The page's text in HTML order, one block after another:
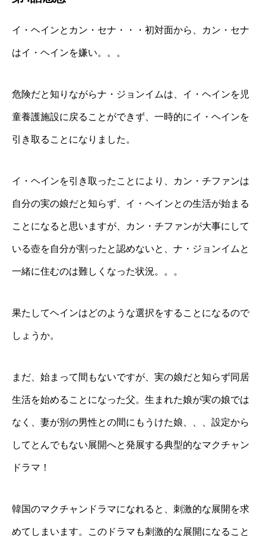
イ・ヘインとカン・セナ・・・初対面から、カン・セナ
はイ・ヘインを嫌い。。。
危険だと知りながらナ・ジョンイムは、イ・ヘインを児
童養護施設に戻ることができず、一時的にイ・ヘインを
引き取ることになりました。
イ・ヘインを引き取ったことにより、カン・チファンは
自分の実の娘だと知らず、イ・ヘインとの生活が始まる
ことになると思いますが、カン・チファンが大事にして
いる壺を自分が割ったと認めないと、ナ・ジョンイムと
一緒に住むのは難しくなった状況。。。
果たしてヘインはどのような選択をすることになるので
しょうか。
まだ、始まって間もないですが、実の娘だと知らず同居
生活を始めることになった父。生まれた娘が実の娘では
なく、妻が別の男性との間にもうけた娘、、、設定から
してとんでもない展開へと発展する典型的なマクチャン
ドラマ！
韓国のマクチャンドラマになれると、刺激的な展開を求
めてしまいます。このドラマも刺激的な展開になること